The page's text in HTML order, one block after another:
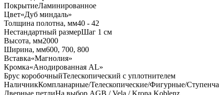
ПокрытиеЛаминированное
Цвет«Дуб миндаль»
Толщина полотна, мм40 - 42
Нестандартный размерШаг 1 см
Высота, мм2000
Ширина, мм600, 700, 800
Вставка«Магнолия»
Кромка«Анодированная AL»
Брус коробочныйТелескопический с уплотнителем
НаличникКомпланарные/Телескопические/Фигурные/